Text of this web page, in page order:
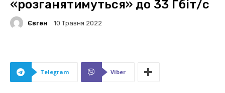
«розганятимуться» до 33 Гбіт/с
Євген 10 Травня 2022
Telegram Viber